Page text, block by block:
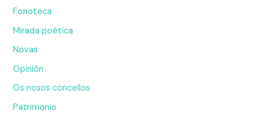
Fonoteca
Mirada poética
Novas
Opinión
Os nosos concellos
Patrimonio